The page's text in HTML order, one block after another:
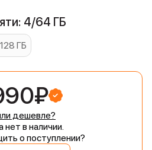
4/64 ГБ
ГБ
дешевле?
нет в наличии.
о поступлении?